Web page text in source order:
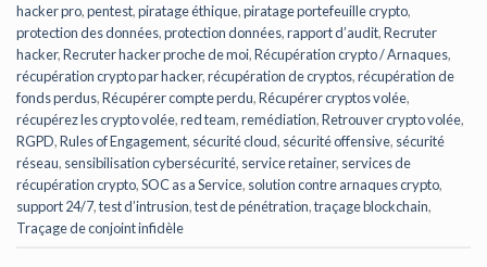
hacker pro,pentest,piratage éthique,piratage portefeuille crypto,
protection des données,protection données,rapport d’audit,Recruter
hacker,Recruter hacker proche de moi,Récupération crypto / Arnaques,
récupération crypto par hacker,récupération de cryptos,récupération de
fonds perdus,Récupérer compte perdu,Récupérer cryptos volée,
récupérez les crypto volée,red team,remédiation,Retrouver crypto volée,
RGPD,Rules of Engagement, sécurité cloud, sécurité offensive, sécurité
réseau, sensibilisation cybersécurité, service retainer, services de
récupération crypto,SOC as a Service, solution contre arnaques crypto,
support 24/7,test d’intrusion,test de pénétration,traçage blockchain,
Traçage de conjoint infidèle